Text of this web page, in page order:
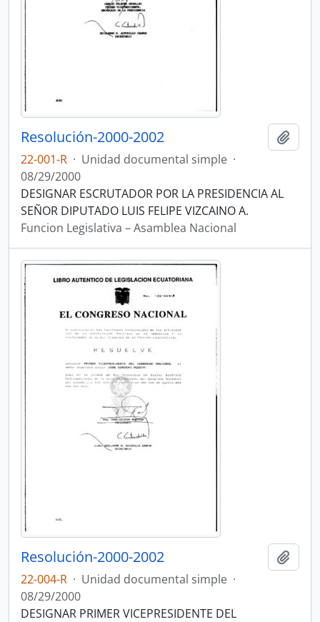
Resolución-2000-2002
22-001-R · Unidad documental simple ·
08/29/2000
DESIGNAR ESCRUTADOR POR LA PRESIDENCIA AL
SEÑOR DIPUTADO LUIS FELIPE VIZCAINO A.
Funcion Legislativa – Asamblea Nacional
Resolución-2000-2002
22-004-R · Unidad documental simple ·
08/29/2000
DESIGNAR PRIMER VICEPRESIDENTE DEL